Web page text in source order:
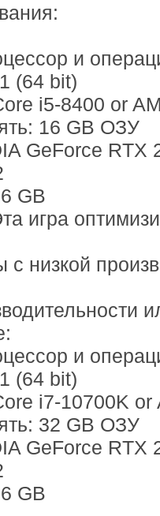
и
(64 bit)
i5-8400 or
16 GB ОЗУ
GeForce RTX
GB
игра
низкой
и
(64 bit)
i7-10700K
32 GB ОЗУ
GeForce RTX
GB